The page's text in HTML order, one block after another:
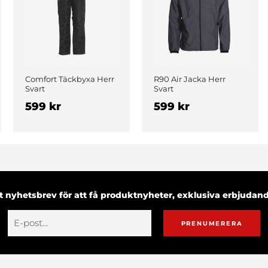
Comfort Täckbyxa Herr
Svart
599 kr
R90 Air Jacka Herr
Svart
599 kr
nyhetsbrev för att få produktnyheter, exklusiva
PRENUMERERA